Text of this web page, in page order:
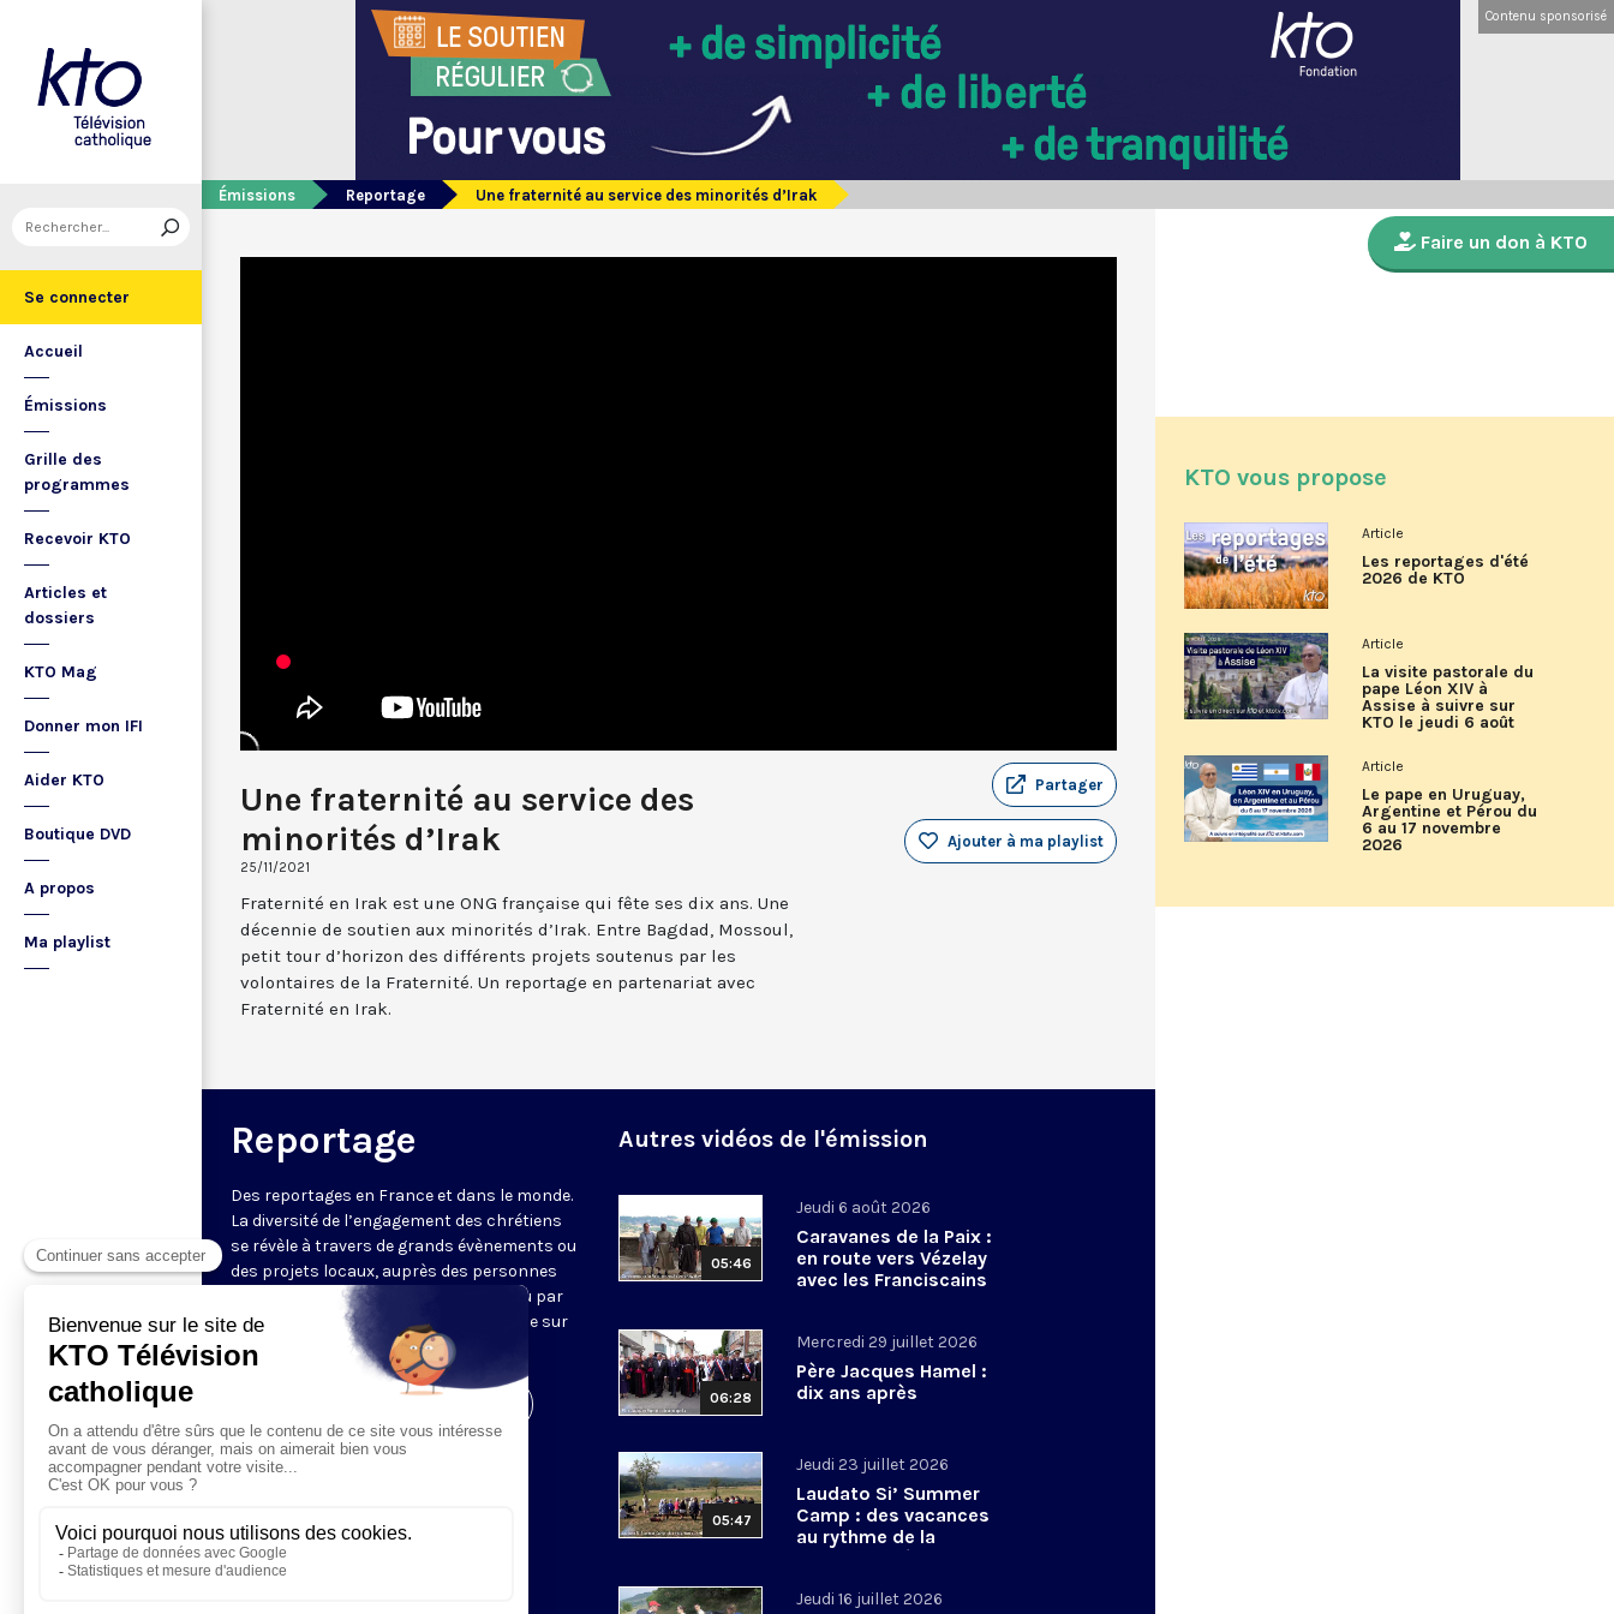
Se connecter
Accueil
Émissions
Grille des
programmes
Recevoir KTO
Articles et
dossiers
KTO Mag
Donner mon IFI
Aider KTO
Boutique DVD
A propos
Ma playlist
Contenu sponsorisé
Émissions Reportage Une fraternité au service des minorités d’Irak
Une fraternité au service des
minorités d’Irak
25/11/2021
Partager
Ajouter à ma playlist
Fraternité en Irak est une ONG française qui fête ses dix ans. Une
décennie de soutien aux minorités d’Irak. Entre Bagdad, Mossoul,
petit tour d’horizon des différents projets soutenus par les
volontaires de la Fraternité. Un reportage en partenariat avec
Fraternité en Irak.
Reportage
Des reportages en France et dans le monde.
La diversité de l’engagement des chrétiens
se révèle à travers de grands évènements ou
des projets locaux, auprès des personnes
fragiles, au service du Bien commun ou par
l’évangélisation. Un regard d’espérance sur
le monde.
Autres vidéos de l'émission
05:46
Jeudi 6 août 2026
Caravanes de la Paix :
en route vers Vézelay
avec les Franciscains
06:28
Mercredi 29 juillet 2026
Père Jacques Hamel :
dix ans après
05:47
Jeudi 23 juillet 2026
Laudato Si’ Summer
Camp : des vacances
au rythme de la
conversion écologique
Jeudi 16 juillet 2026
Faire un don à KTO
KTO vous propose
Article
Les reportages d'été
2026 de KTO
Article
La visite pastorale du
pape Léon XIV à
Assise à suivre sur
KTO le jeudi 6 août
Article
Le pape en Uruguay,
Argentine et Pérou du
6 au 17 novembre
2026